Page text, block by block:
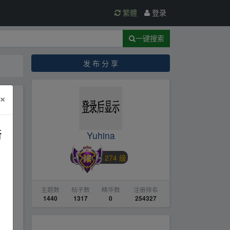
繁體 登录
一键搜索
发 布 分 享
Yuhina
274 级
主题数
1440
帖子数
1317
精华数
0
注册排名
254327
×